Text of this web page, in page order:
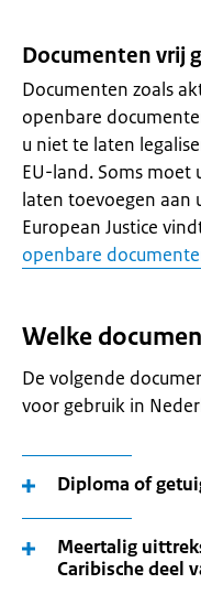
Documenten vrij
Documenten zoals
openbare
u niet te laten
EU-land. Soms
laten toevoegen aan
European Justice
openbare
Welke
De volgende
voor gebruik in
Diploma of
Meertalig
Caribische deel